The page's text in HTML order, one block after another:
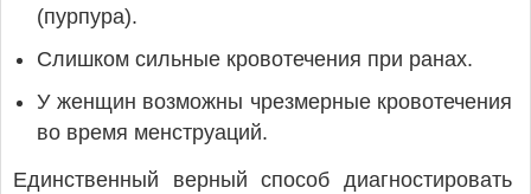
(пурпура).
Слишком сильные кровотечения при ранах.
У женщин возможны чрезмерные кровотечения
во время менструаций.
Единственный верный способ диагностировать